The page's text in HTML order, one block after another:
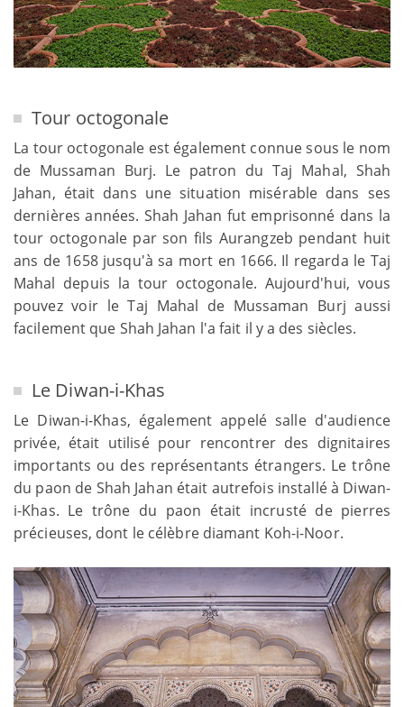
Tour octogonale
La tour octogonale est également connue sous le nom
de Mussaman Burj. Le patron du Taj Mahal, Shah
Jahan, était dans une situation misérable dans ses
dernières années. Shah Jahan fut emprisonné dans la
tour octogonale par son fils Aurangzeb pendant huit
ans de 1658 jusqu'à sa mort en 1666. Il regarda le Taj
Mahal depuis la tour octogonale. Aujourd'hui, vous
pouvez voir le Taj Mahal de Mussaman Burj aussi
facilement que Shah Jahan l'a fait il y a des siècles.
Le Diwan-i-Khas
Le Diwan-i-Khas, également appelé salle d'audience
privée, était utilisé pour rencontrer des dignitaires
importants ou des représentants étrangers. Le trône
du paon de Shah Jahan était autrefois installé à Diwan-
i-Khas. Le trône du paon était incrusté de pierres
précieuses, dont le célèbre diamant Koh-i-Noor.